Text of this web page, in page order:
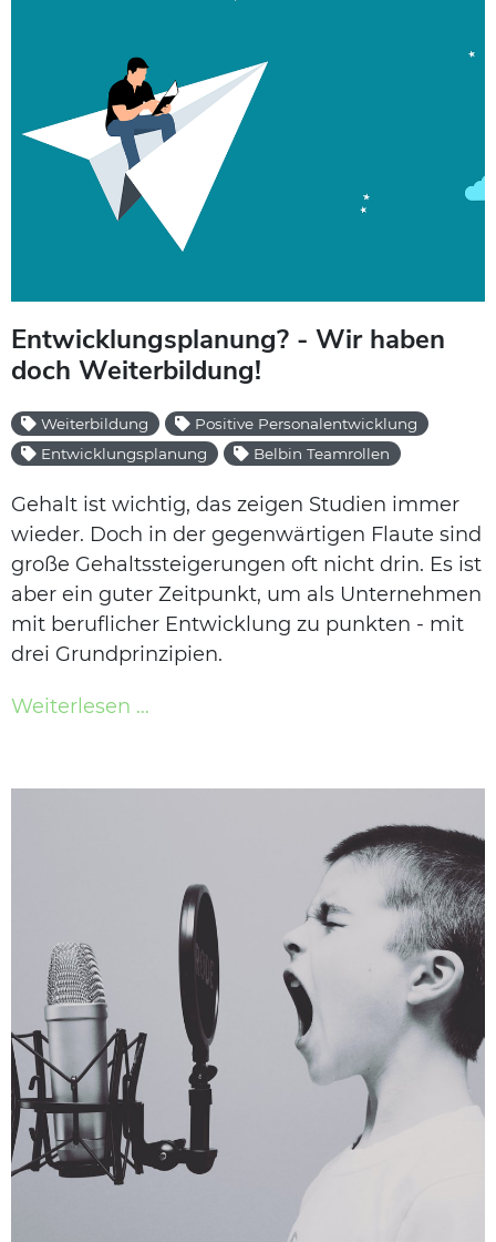
Entwicklungsplanung? - Wir haben
doch Weiterbildung!
Weiterbildung
Positive Personalentwicklung
Entwicklungsplanung
Belbin Teamrollen
Gehalt ist wichtig, das zeigen Studien immer
wieder. Doch in der gegenwärtigen Flaute sind
große Gehaltssteigerungen oft nicht drin. Es ist
aber ein guter Zeitpunkt, um als Unternehmen
mit beruflicher Entwicklung zu punkten - mit
drei Grundprinzipien.
Weiterlesen …